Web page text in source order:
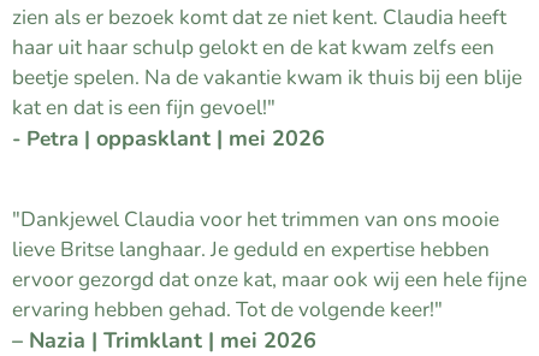
zien als er bezoek komt dat ze niet kent. Claudia heeft
haar uit haar schulp gelokt en de kat kwam zelfs een
beetje spelen. Na de vakantie kwam ik thuis bij een blije
kat en dat is een fijn gevoel!"
- Petra | oppasklant | mei 2026
"Dankjewel Claudia voor het trimmen van ons mooie
lieve Britse langhaar. Je geduld en expertise hebben
ervoor gezorgd dat onze kat, maar ook wij een hele fijne
ervaring hebben gehad. Tot de volgende keer!"
– Nazia | Trimklant | mei 2026